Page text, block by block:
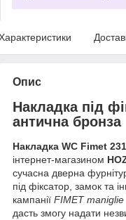
Опис
Накладка під
антична бронза
Накладка WC Fimet
інтернет-магазином
сучасна дверна
під фіксатор, замок та
кампанії FIMET maniglie
дасть змогу надати